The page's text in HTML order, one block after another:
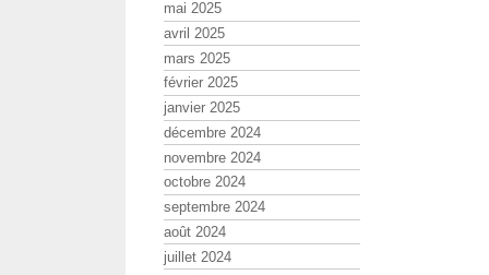
mai 2025
avril 2025
mars 2025
février 2025
janvier 2025
décembre 2024
novembre 2024
octobre 2024
septembre 2024
août 2024
juillet 2024